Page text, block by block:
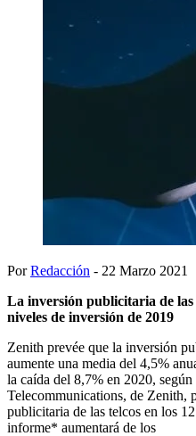
PorRedacción - 22 Marzo 2021
La inversión publicitaria de las
niveles de inversión de 2019
Zenith prevée que la inversión
aumente una media del 4,5%
la caída del 8,7% en 2020,
Telecommunications, de Zenith,
publicitaria de las telcos en los
informe* aumentará de los